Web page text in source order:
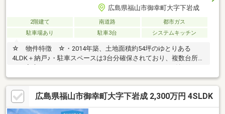
広島県福山市御幸町大字下岩成
2階建て 南道路
都市ガス
駐車場あり
駐車3台 システムキッチン
☆ 物件特徴 ☆・2014年築、土地面積約54坪のゆとりある
4LDK＋納戸♪・駐車スペースは3台分確保されており、複数台所有
収納スペースが充実♪・南側約6m道路・西側約4.1m道路に面した
角地で陽当たりも良好です！・オール電化住宅で、家計や環境に
も優しい暮らし♪・売主負担でハウスクリーニング実施後のお引渡
し予定です♪・住宅ローンや資金計画もお気軽にご相談ください
広島県福山市御幸町大字下岩成 2,300万円 4SLDK